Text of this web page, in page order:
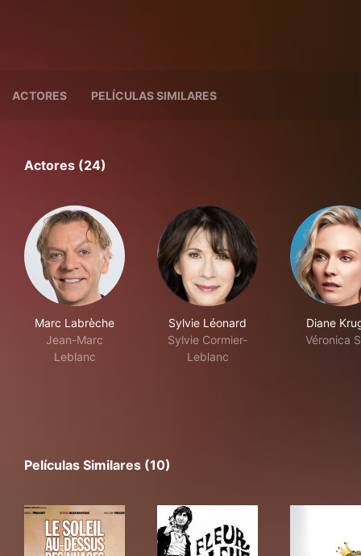
ACTORES PELÍCULAS SIMILARES
Actores (24)
Marc Labrèche
Jean-Marc
Leblanc
Sylvie Léonard
Sylvie Cormier-
Leblanc
Diane
Véronica
Películas Similares (10)